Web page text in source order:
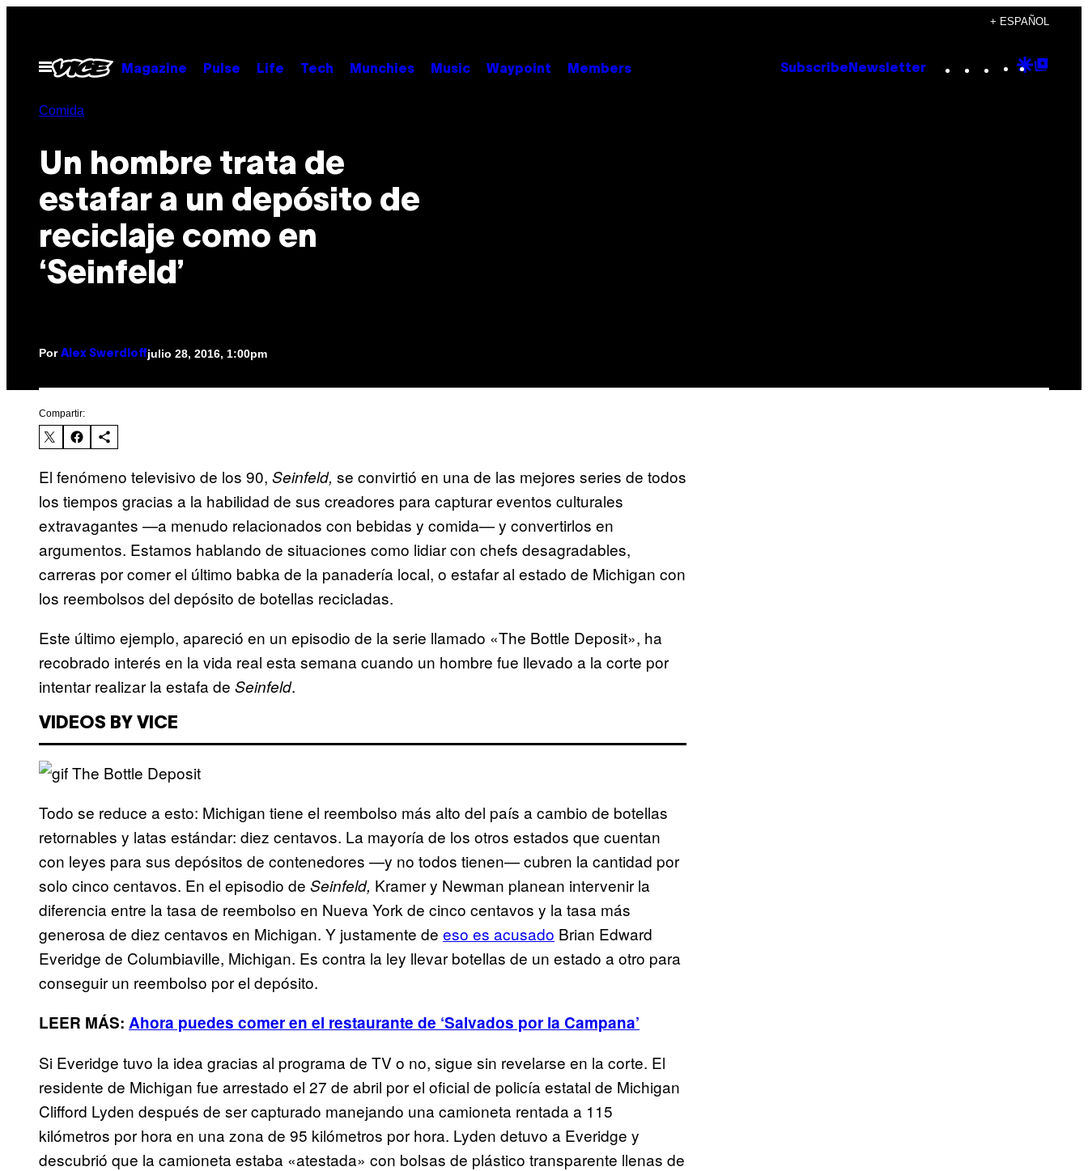
contenido
+ ESPAÑOL
Abrir
Menú
Magazine Pulse Life Tech Munchies Music Waypoint Members Subscribe Newsletter Instagram
TikTok
YouTube
Google
Comida
Un hombre trata de
estafar a un depósito de
reciclaje como en
‘Seinfeld’
Por Alex Swerdloffjulio 28, 2016, 1:00pm
Compartir:
El fenómeno televisivo de los 90, Seinfeld, se convirtió en una de las mejores series de todos
los tiempos gracias a la habilidad de sus creadores para capturar eventos culturales
extravagantes —a menudo relacionados con bebidas y comida— y convertirlos en
argumentos. Estamos hablando de situaciones como lidiar con chefs desagradables,
carreras por comer el último babka de la panadería local, o estafar al estado de Michigan con
los reembolsos del depósito de botellas recicladas.
Este último ejemplo, apareció en un episodio de la serie llamado «The Bottle Deposit», ha
recobrado interés en la vida real esta semana cuando un hombre fue llevado a la corte por
intentar realizar la estafa de Seinfeld.
VIDEOS BY VICE
Todo se reduce a esto: Michigan tiene el reembolso más alto del país a cambio de botellas
retornables y latas estándar: diez centavos. La mayoría de los otros estados que cuentan
con leyes para sus depósitos de contenedores —y no todos tienen— cubren la cantidad por
solo cinco centavos. En el episodio de Seinfeld, Kramer y Newman planean intervenir la
diferencia entre la tasa de reembolso en Nueva York de cinco centavos y la tasa más
generosa de diez centavos en Michigan. Y justamente de eso es acusado Brian Edward
Everidge de Columbiaville, Michigan. Es contra la ley llevar botellas de un estado a otro para
conseguir un reembolso por el depósito.
LEER MÁS: Ahora puedes comer en el restaurante de ‘Salvados por la Campana’
Si Everidge tuvo la idea gracias al programa de TV o no, sigue sin revelarse en la corte. El
residente de Michigan fue arrestado el 27 de abril por el oficial de policía estatal de Michigan
Clifford Lyden después de ser capturado manejando una camioneta rentada a 115
kilómetros por hora en una zona de 95 kilómetros por hora. Lyden detuvo a Everidge y
descubrió que la camioneta estaba «atestada» con bolsas de plástico transparente llenas de